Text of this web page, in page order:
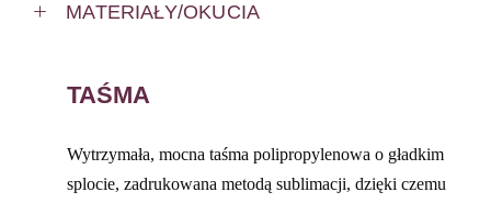
MATERIAŁY/OKUCIA
TAŚMA
Wytrzymała, mocna taśma polipropylenowa o gładkim
splocie, zadrukowana metodą sublimacji, dzięki czemu